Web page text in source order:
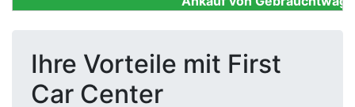
Ihre Vorteile mit First
Car Center